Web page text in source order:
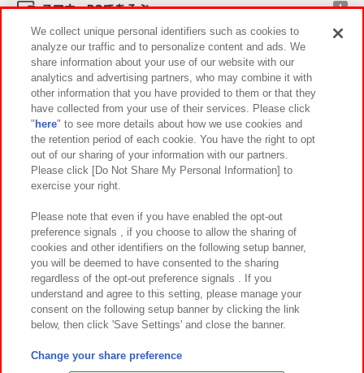
スマホ・PCであそぶ
イベント・キャンペーン
関連会社 サステナビリティ サイトポリシー
プライバシーポリシー ウェブアクセシビリティ方針と検証結果
お取引先さまとともに
カスタマーハラスメント対応方針 よくあるご質問・お問い合わせ
©Bandai Namco Amusement Inc.
©Bandai Namco Amusement Lab Inc.
We collect unique personal identifiers such as cookies to
analyze our traffic and to personalize content and ads. We
share information about your use of our website with our
analytics and advertising partners, who may combine it with
other information that you have provided to them or that they
have collected from your use of their services. Please click
" here" to see more details about how we use cookies and
the retention period of each cookie. You have the right to opt
out of our sharing of your information with our partners.
Please click [Do Not Share My Personal Information] to
exercise your right.
Please note that even if you have enabled the opt-out
preference signals , if you choose to allow the sharing of
cookies and other identifiers on the following setup banner,
you will be deemed to have consented to the sharing
regardless of the opt-out preference signals . If you
understand and agree to this setting, please manage your
consent on the following setup banner by clicking the link
below, then click 'Save Settings' and close the banner.
Change your share preference